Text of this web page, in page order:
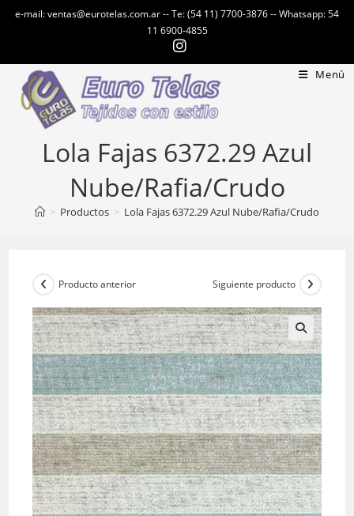
e-mail: ventas@eurotelas.com.ar -- Te: (54 11) 7700-3876 -- Whatsapp: 54
11 6900-4855
Menú
Lola Fajas 6372.29 Azul
Nube/Rafia/Crudo
> Productos > Lola Fajas 6372.29 Azul Nube/Rafia/Crudo
Producto anterior Siguiente producto